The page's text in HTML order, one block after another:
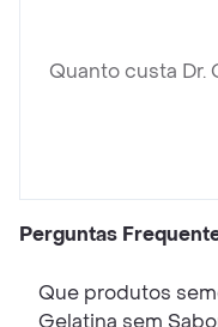
Quanto custa Dr.
Perguntas
Que produtos
Gelatina sem